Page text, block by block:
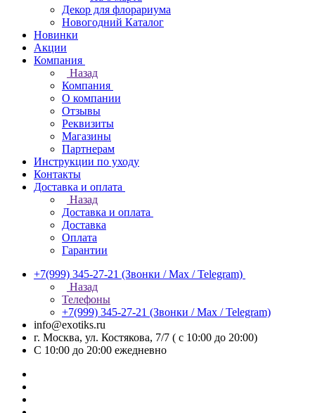
Декор для флорариума
Новогодний Каталог
Новинки
Акции
Компания
Назад
Компания
О компании
Отзывы
Реквизиты
Магазины
Партнерам
Инструкции по уходу
Контакты
Доставка и оплата
Назад
Доставка и оплата
Доставка
Оплата
Гарантии
+7(999) 345-27-21 (Звонки / Max / Telegram)
Назад
Телефоны
+7(999) 345-27-21 (Звонки / Max / Telegram)
info@exotiks.ru
г. Москва, ул. Костякова, 7/7 ( с 10:00 до 20:00)
С 10:00 до 20:00 ежедневно